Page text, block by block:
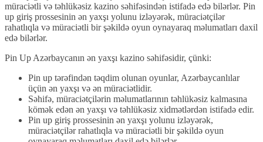
müraciətli və təhlükəsiz kazino səhifəsindən istifadə edə bilərlər. Pin
up giriş prossesinin ən yaxşı yolunu izləyərək, müraciətçilər
rahatlıqla və müraciətli bir şəkildə oyun oynayaraq məlumatları daxil
edə bilərlər.
Pin Up Azərbaycanın ən yaxşı kazino səhifəsidir, çünki:
Pin up tərəfindən təqdim olunan oyunlar, Azərbaycanlılar
üçün ən yaxşı və ən müraciətlidir.
Səhifə, müraciətçilərin məlumatlarının təhlükəsiz kalmasına
kömək edən ən yaxşı və təhlükəsiz xidmətlərdən istifadə edir.
Pin up giriş prossesinin ən yaxşı yolunu izləyərək,
müraciətçilər rahatlıqla və müraciətli bir şəkildə oyun